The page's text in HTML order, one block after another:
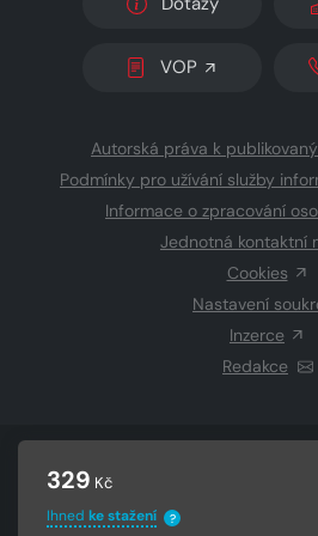
329 Kč
Ihned ke stažení ?
VOP
Autorská práva k
Podmínky pro užívání služby
Informace o zpracování
Jednotná kontaktní
Cookies
Nastavení
Inzerce
Redakce
CZECH NEWS
Vysázeno